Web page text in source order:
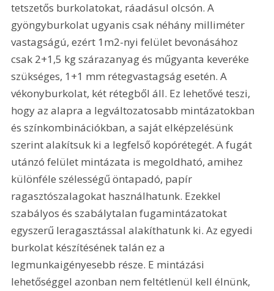
tetszetős burkolatokat, ráadásul olcsón. A
gyöngyburkolat ugyanis csak néhány milliméter
vastagságú, ezért 1m2-nyi felület bevonásához
csak 2+1,5 kg szárazanyag és műgyanta keveréke
szükséges, 1+1 mm rétegvastagság esetén. A
vékonyburkolat, két rétegből áll. Ez lehetővé teszi,
hogy az alapra a legváltozatosabb mintázatokban
és színkombinációkban, a saját elképzelésünk
szerint alakítsuk ki a legfelső kopórétegét. A fugát
utánzó felület mintázata is megoldható, amihez
különféle szélességű öntapadó, papír
ragasztószalagokat használhatunk. Ezekkel
szabályos és szabálytalan fugamintázatokat
egyszerű leragasztással alakíthatunk ki. Az egyedi
burkolat készítésének talán ez a
legmunkaigényesebb része. E mintázási
lehetőséggel azonban nem feltétlenül kell élnünk,